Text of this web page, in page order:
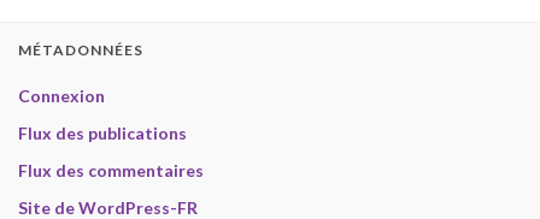
MÉTADONNÉES
Connexion
Flux des publications
Flux des commentaires
Site de WordPress-FR